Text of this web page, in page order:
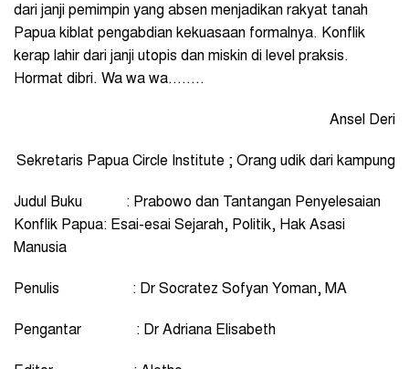
dari janji pemimpin yang absen menjadikan rakyat tanah
Papua kiblat pengabdian kekuasaan formalnya. Konflik
kerap lahir dari janji utopis dan miskin di level praksis.
Hormat dibri. Wa wa wa……..
Ansel Deri
Sekretaris Papua Circle Institute ; Orang udik dari kampung
Judul Buku
: Prabowo dan Tantangan Penyelesaian
Konflik Papua: Esai-esai Sejarah, Politik, Hak Asasi
Manusia
Penulis : Dr Socratez Sofyan Yoman, MA
Pengantar : Dr Adriana Elisabeth